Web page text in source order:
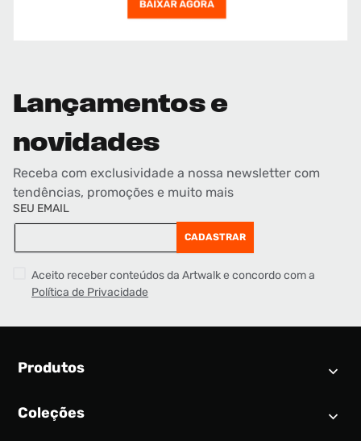
Lançamentos e
novidades
Receba com exclusividade a nossa newsletter com
tendências, promoções e muito mais
SEU EMAIL
CADASTRAR
Aceito receber conteúdos da Artwalk e concordo com a
Política de Privacidade
Produtos
Calendário SNEAKER
Coleções